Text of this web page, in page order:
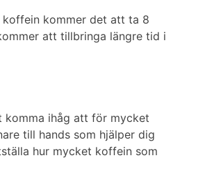
kommer det att ta 8
att tillbringa längre tid i
komma ihåg att för mycket
till hands som hjälper dig
hur mycket koffein som